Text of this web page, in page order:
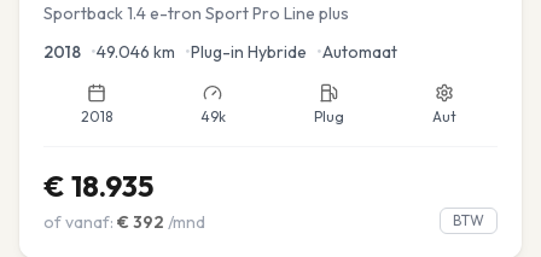
Sportback 1.4 e-tron Sport Pro Line plus
2018 •49.046 km •Plug-in Hybride •Automaat
2018 49k Plug Aut
€ 18.935
of vanaf: € 392 /mnd BTW